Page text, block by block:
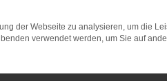
der Webseite zu analysieren, um die
verwendet werden, um Sie auf